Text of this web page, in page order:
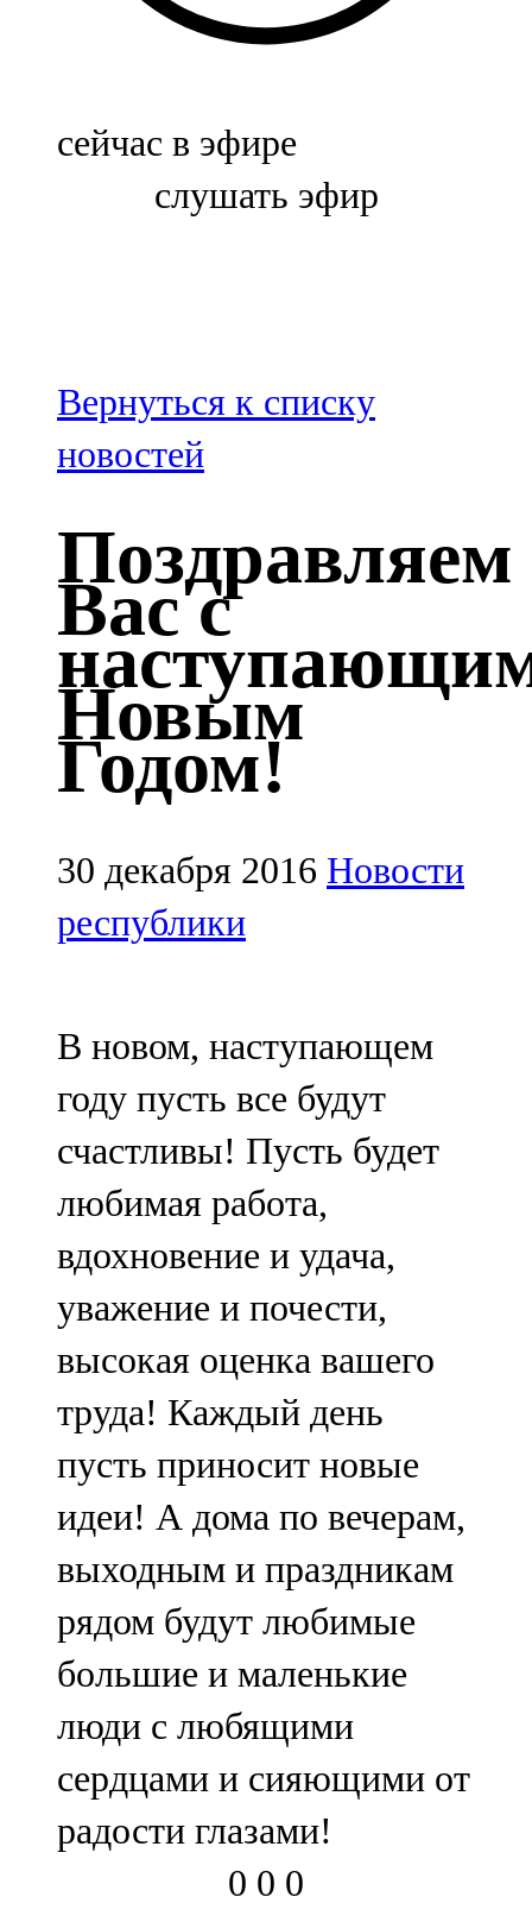
Биләр
Болгар
100,3 FM
Зәй
106,6 FM
Кадыбаш
105,2 FM
Казан
91,5 FM
Кайбыч
106,1 FM
Кама тамагы
71,51 FM
Кукмара
Лениногорский
102,1 FM
Мамадыш
106,2 FM
Минзәлә
107,3 FM
Мөслим
100,0 FM
Нурлат
104,7 FM
Олы Әтнә
71,42 FM
Сарман
107,8 FM
Теләче
106,1 FM
Түбән Кама
сейчас в эфире
слушать эфир
Вернуться к списку
новостей
Поздравляем
Вас с
Новым
Годом!
30 декабря 2016 Новости
республики
В новом, наступающем
году пусть все будут
счастливы! Пусть будет
любимая работа,
вдохновение и удача,
уважение и почести,
высокая оценка вашего
труда! Каждый день
пусть приносит новые
идеи! А дома по вечерам,
выходным и праздникам
рядом будут любимые
большие и маленькие
люди с любящими
сердцами и сияющими от
радости глазами!
0 0 0